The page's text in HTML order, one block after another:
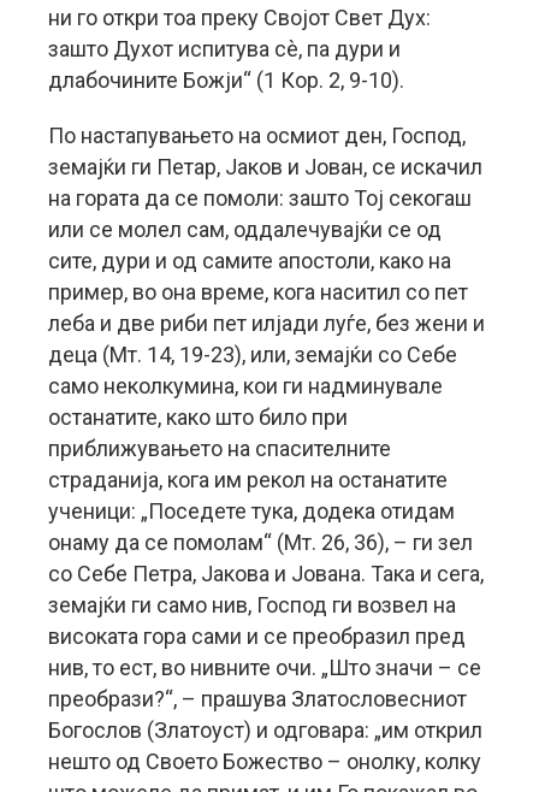
ни го откри тоа преку Својот Свет Дух:
зашто Духот испитува сè, па дури и
длабочините Божји“ (1 Кор. 2, 9-10).
По настапувањето на осмиот ден, Господ,
земајќи ги Петар, Јаков и Јован, се искачил
на гората да се помоли: зашто Тој секогаш
или се молел сам, оддалечувајќи се од
сите, дури и од самите апостоли, како на
пример, во она време, кога наситил со пет
леба и две риби пет илјади луѓе, без жени и
деца (Мт. 14, 19-23), или, земајќи со Себе
само неколкумина, кои ги надминувале
останатите, како што било при
приближувањето на спасителните
страданија, кога им рекол на останатите
ученици: „Поседете тука, додека отидам
онаму да се помолам“ (Мт. 26, 36), – ги зел
со Себе Петра, Јакова и Јована. Така и сега,
земајќи ги само нив, Господ ги возвел на
високата гора сами и се преобразил пред
нив, то ест, во нивните очи. „Што значи – се
преобрази?“, – прашува Златословесниот
Богослов (Златоуст) и одговара: „им открил
нешто од Своето Божество – онолку, колку